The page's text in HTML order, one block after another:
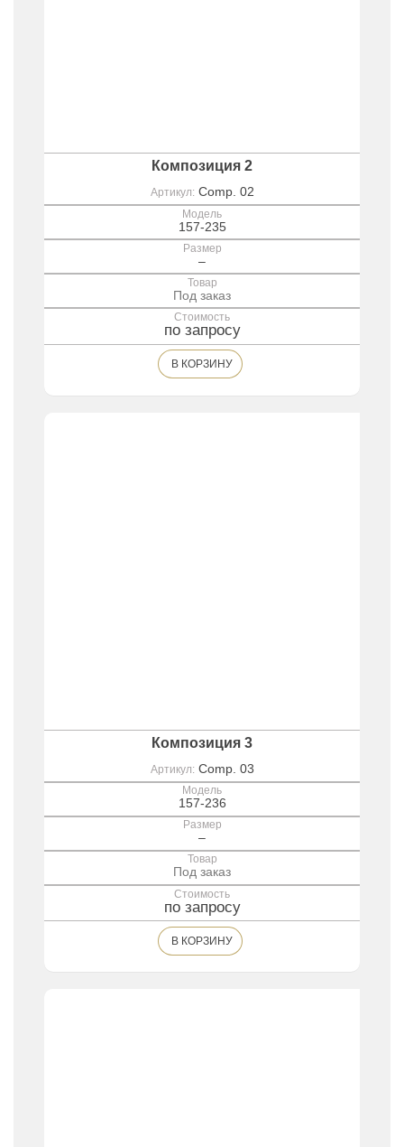
Композиция 2
Артикул: Comp. 02
Модель
157-235
Размер
–
Товар
Под заказ
Стоимость
по запросу
В КОРЗИНУ
Композиция 3
Артикул: Comp. 03
Модель
157-236
Размер
–
Товар
Под заказ
Стоимость
по запросу
В КОРЗИНУ